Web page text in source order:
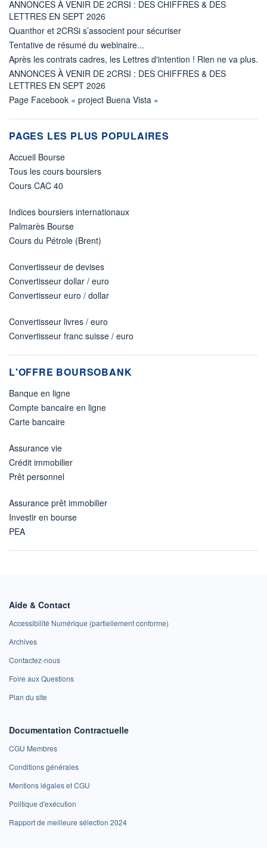
ANNONCES À VENIR DE 2CRSI : DES CHIFFRES & DES
LETTRES EN SEPT 2026
Quanthor et 2CRSi s’associent pour sécuriser
Tentative de résumé du webinaire...
Après les contrats cadres, les Lettres d'intention ! Rien ne va plus.
ANNONCES À VENIR DE 2CRSI : DES CHIFFRES & DES
LETTRES EN SEPT 2026
Page Facebook « project Buena Vista »
PAGES LES PLUS POPULAIRES
Accueil Bourse
Tous les cours boursiers
Cours CAC 40
Indices boursiers internationaux
Palmarès Bourse
Cours du Pétrole (Brent)
Convertisseur de devises
Convertisseur dollar / euro
Convertisseur euro / dollar
Convertisseur livres / euro
Convertisseur franc suisse / euro
L'OFFRE BOURSOBANK
Banque en ligne
Compte bancaire en ligne
Carte bancaire
Assurance vie
Crédit immobilier
Prêt personnel
Assurance prêt immobilier
Investir en bourse
PEA
Aide & Contact
Accessibilité Numérique (partiellement conforme)
Archives
Contactez-nous
Foire aux Questions
Plan du site
Documentation Contractuelle
CGU Membres
Conditions générales
Mentions légales et CGU
Politique d'exécution
Rapport de meilleure sélection 2024